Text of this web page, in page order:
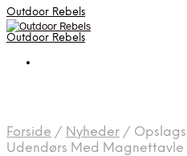
Outdoor Rebels
Outdoor Rebels
Forside / Nyheder /
Udendørs Med Magnettavle